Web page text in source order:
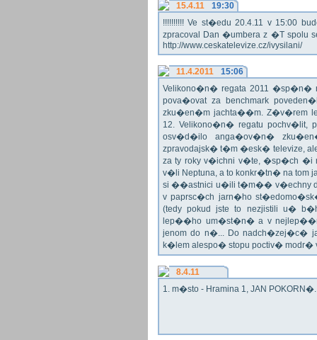
15.4.11
19:30
!!!!!!!!!! Ve st�edu 20.4.11 v 15:00
zpracoval Dan �umbera z �T spolu
http://www.ceskatelevize.cz/ivysilani/
11.4.2011
15:06
Velikono�n� regata 2011 �sp�n�
pova�ovat za benchmark
zku�en�m jachta��m. Z�v�rem
12. Velikono�n� regatu
osv�d�ilo anga�ov�n�
zpravodajsk� t�m �esk� televize,
za ty roky v�ichni v�te, �sp�ch
v�li Neptuna, a to konkr�tn� na tom
si ��astnici u�ili t�m�� v�echny
v paprsc�ch jarn�ho
(tedy pokud jste to nezjistili u�
lep��ho um�st�n� a v
jenom do n�... Do nadch�zej�c�
k�lem alespo� stopu poctiv�
8.4.11
1. m�sto - Hramina 1, JAN